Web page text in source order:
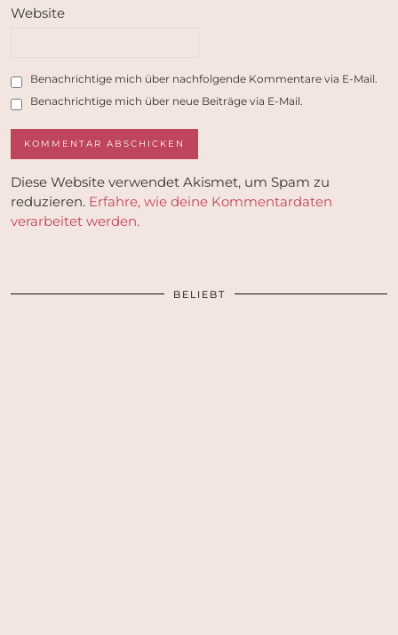
Website
Benachrichtige mich über nachfolgende Kommentare via E-Mail.
Benachrichtige mich über neue Beiträge via E-Mail.
Diese Website verwendet Akismet, um Spam zu
reduzieren. Erfahre, wie deine Kommentardaten
verarbeitet werden.
BELIEBT